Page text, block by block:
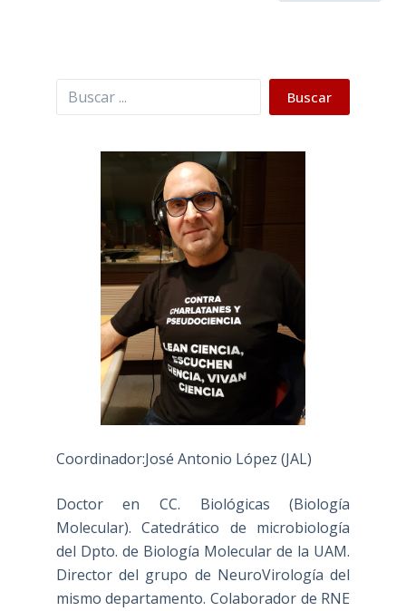
Buscar Buscar
Coordinador:José Antonio López (JAL)
Doctor en CC. Biológicas (Biología
Molecular). Catedrático de microbiología
del Dpto. de Biología Molecular de la UAM.
Director del grupo de NeuroVirología del
mismo departamento. Colaborador de RNE